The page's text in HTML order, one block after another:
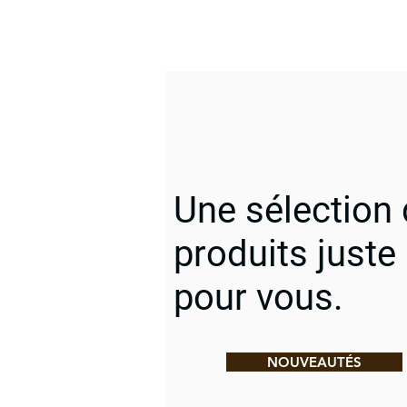
Une sélection
produits juste
pour vous.
NOUVEAUTÉS